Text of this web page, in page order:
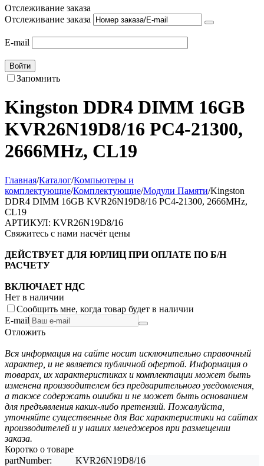
Отслеживание заказа
Отслеживание заказа
E-mail
Войти
Запомнить
Kingston DDR4 DIMM 16GB
KVR26N19D8/16 PC4-21300,
2666MHz, CL19
Главная/Каталог/Компьютеры и
комплектующие/Комплектующие/Модули Памяти/Kingston
DDR4 DIMM 16GB KVR26N19D8/16 PC4-21300, 2666MHz,
CL19
АРТИКУЛ: KVR26N19D8/16
Свяжитесь с нами насчёт цены
ДЕЙСТВУЕТ ДЛЯ ЮРЛИЦ ПРИ ОПЛАТЕ ПО Б/Н
РАСЧЕТУ
ВКЛЮЧАЕТ НДС
Нет в наличии
Сообщить мне, когда товар будет в наличии
E-mail
Отложить
Вся информация на сайте носит исключительно справочный
характер, и не является публичной офертой. Информация о
товарах, их характеристиках и комплектации может быть
изменена производителем без предварительного уведомления,
а также содержать ошибки и не может быть основанием
для предъявления каких-либо претензий. Пожалуйста,
уточняйте существенные для Вас характеристики на сайтах
производителей и у наших менеджеров при размещении
заказа.
Коротко о товаре
partNumber:
KVR26N19D8/16